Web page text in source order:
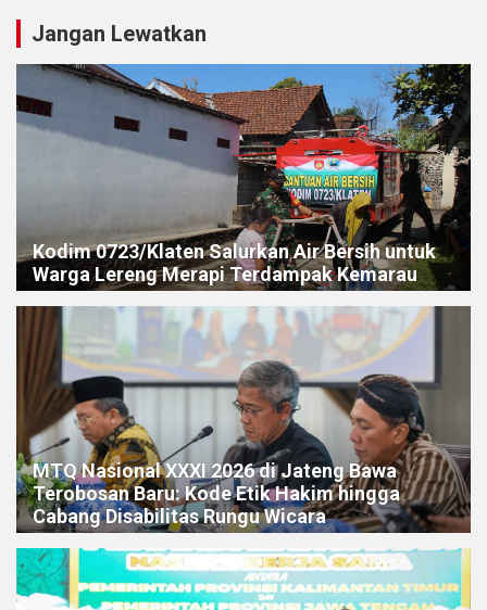
Jangan Lewatkan
Kodim 0723/Klaten Salurkan Air Bersih untuk
Warga Lereng Merapi Terdampak Kemarau
MTQ Nasional XXXI 2026 di Jateng Bawa
Terobosan Baru: Kode Etik Hakim hingga
Cabang Disabilitas Rungu Wicara